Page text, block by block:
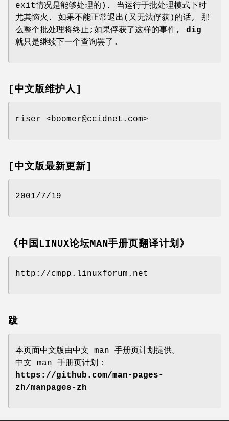
exit情况是能够处理的). 当运行于批处理模式下时
尤其恼火. 如果不能正常退出(又无法俘获)的话, 那
么整个批处理将终止;如果俘获了这样的事件, dig
就只是继续下一个查询罢了.
[中文版维护人]
riser <boomer@ccidnet.com>
[中文版最新更新]
2001/7/19
《中国LINUX论坛MAN手册页翻译计划》
http://cmpp.linuxforum.net
跋
本页面中文版由中文 man 手册页计划提供。
中文 man 手册页计划：
https://github.com/man-pages-
zh/manpages-zh